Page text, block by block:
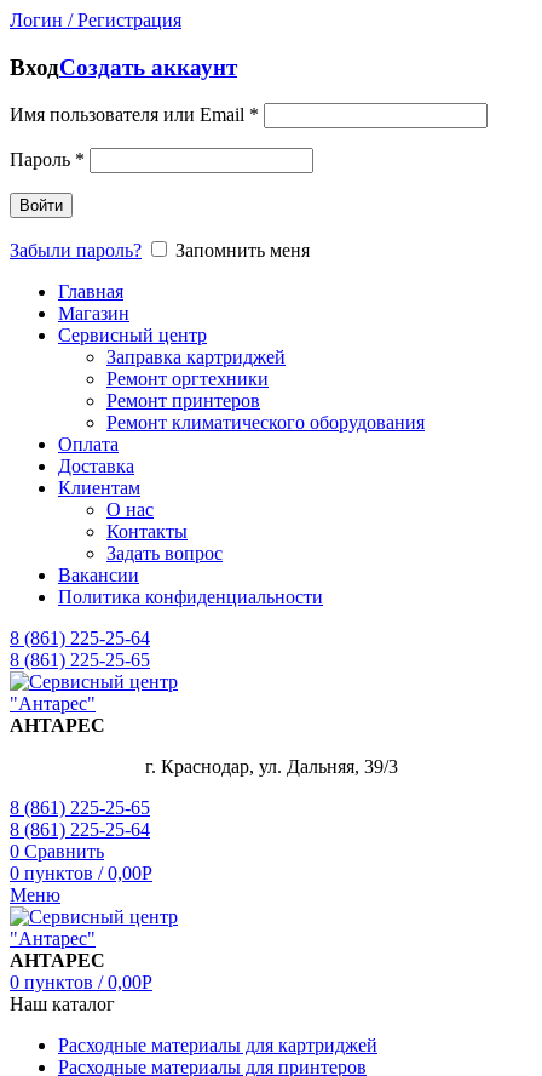
Логин / Регистрация
ВходСоздать аккаунт
Имя пользователя или Email *
Пароль *
Войти
Забыли пароль?
Запомнить меня
Главная
Магазин
Сервисный центр
Заправка картриджей
Ремонт оргтехники
Ремонт принтеров
Ремонт климатического оборудования
Оплата
Доставка
Клиентам
О нас
Контакты
Задать вопрос
Вакансии
Политика конфиденциальности
8 (861) 225-25-64
8 (861) 225-25-65
АНТАРЕС
г. Краснодар, ул. Дальняя, 39/3
8 (861) 225-25-65
8 (861) 225-25-64
0 Сравнить
0 пунктов / 0,00Р
Меню
АНТАРЕС
0 пунктов / 0,00Р
Наш каталог
Расходные материалы для картриджей
Расходные материалы для принтеров